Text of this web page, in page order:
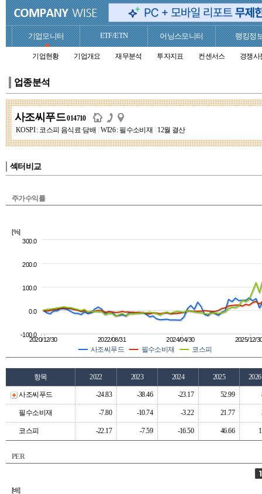
기업모니터 ETF/ETN 어닝스모니터 랭킹정
기업현황 기업개요 재무분석 투자지표 컨센서스 경쟁사
업종분석
사조씨푸드014710
KOSPI : 코스피 음식료·담배
WI26 : 필수소비재 12월 결산
섹터비교
주가수익률
[%]
사조씨푸드 필수소비재 코스피
2020/12/30 2022/08/31 2024/04/30 2025/12/
-100.0
0.0
100.0
200.0
300.0
항목 2022 2023 2024 2025 2026
사조씨푸드 -24.83 -38.46 -23.17 52.99
필수소비재 -7.80 -10.74 -3.22 21.77
코스피 -22.17 -7.59 -16.50 46.66
PER
[배]